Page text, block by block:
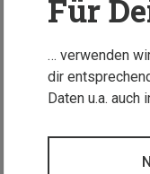
Du
Für
… verwenden
dir
Daten u.a.